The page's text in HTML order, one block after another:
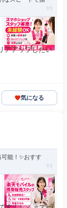
アアップしたい
気になる
能！✨おすす